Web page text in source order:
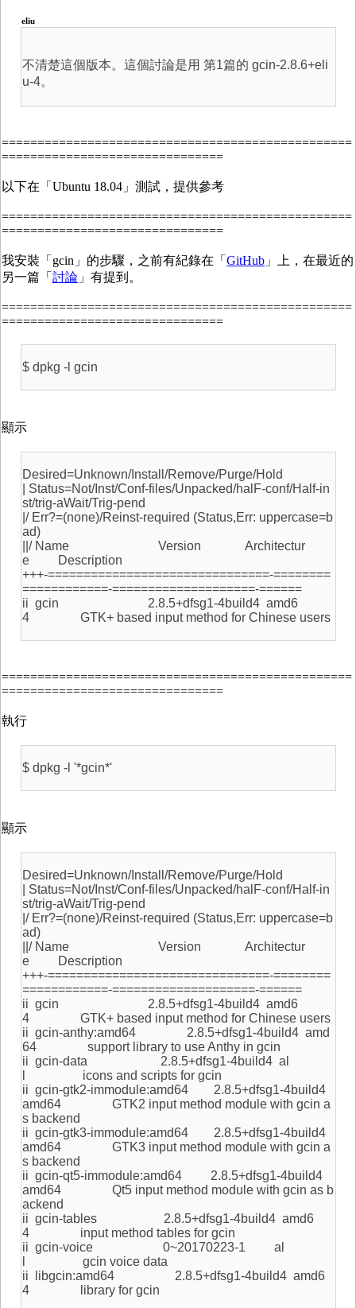
eliu
不清楚這個版本。這個討論是用 第1篇的 gcin-2.8.6+eli
u-4。
=================================================
===============================
以下在「Ubuntu 18.04」測試，提供參考
=================================================
===============================
我安裝「gcin」的步驟，之前有紀錄在「 GitHub 」上，在最近的
另一篇「 討論 」有提到。
=================================================
===============================
$ dpkg -l gcin
顯示
Desired=Unknown/Install/Remove/Purge/Hold
| Status=Not/Inst/Conf-files/Unpacked/halF-conf/Half-in
st/trig-aWait/Trig-pend
|/ Err?=(none)/Reinst-required (Status,Err: uppercase=b
ad)
||/ Name Version Architectur
e Description
+++-===============================-========
============-====================-======
ii gcin 2.8.5+dfsg1-4build4 amd6
4 GTK+ based input method for Chinese users
=================================================
===============================
執行
$ dpkg -l '*gcin*'
顯示
Desired=Unknown/Install/Remove/Purge/Hold
| Status=Not/Inst/Conf-files/Unpacked/halF-conf/Half-in
st/trig-aWait/Trig-pend
|/ Err?=(none)/Reinst-required (Status,Err: uppercase=b
ad)
||/ Name Version Architectur
e Description
+++-===============================-========
============-====================-======
ii gcin 2.8.5+dfsg1-4build4 amd6
4 GTK+ based input method for Chinese users
ii gcin-anthy:amd64 2.8.5+dfsg1-4build4 amd
64 support library to use Anthy in gcin
ii gcin-data 2.8.5+dfsg1-4build4 al
l icons and scripts for gcin
ii gcin-gtk2-immodule:amd64 2.8.5+dfsg1-4build4
amd64 GTK2 input method module with gcin a
s backend
ii gcin-gtk3-immodule:amd64 2.8.5+dfsg1-4build4
amd64 GTK3 input method module with gcin a
s backend
ii gcin-qt5-immodule:amd64 2.8.5+dfsg1-4build4
amd64 Qt5 input method module with gcin as b
ackend
ii gcin-tables 2.8.5+dfsg1-4build4 amd6
4 input method tables for gcin
ii gcin-voice 0~20170223-1 al
l gcin voice data
ii libgcin:amd64 2.8.5+dfsg1-4build4 amd6
4 library for gcin